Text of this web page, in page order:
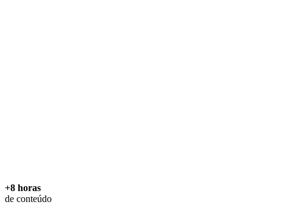
+8 horas
de conteúdo